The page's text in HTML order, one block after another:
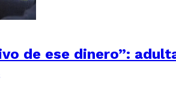
de ese dinero”: